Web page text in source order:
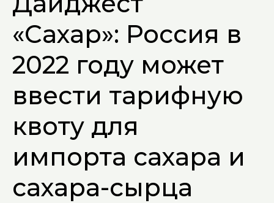
«Сахар»: Россия в
2022 году может
ввести тарифную
квоту для
импорта сахара и
сахара-сырца